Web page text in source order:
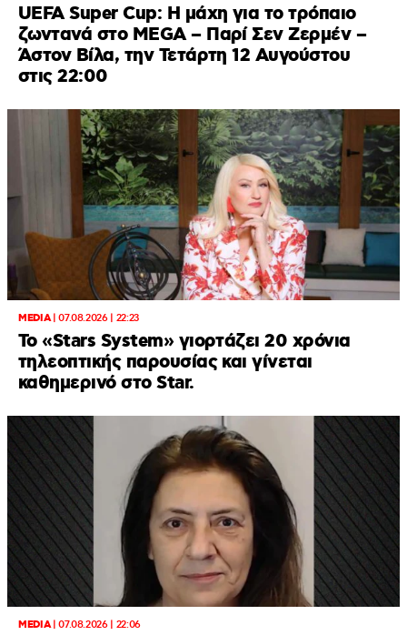
UEFA Super Cup: Η μάχη για το τρόπαιο
ζωντανά στο MEGA – Παρί Σεν Ζερμέν –
Άστον Βίλα, την Τετάρτη 12 Αυγούστου
στις 22:00
MEDIA|07.08.2026 | 22:23
Το «Stars System» γιορτάζει 20 χρόνια
τηλεοπτικής παρουσίας και γίνεται
καθημερινό στο Star.
MEDIA|07.08.2026 | 22:06